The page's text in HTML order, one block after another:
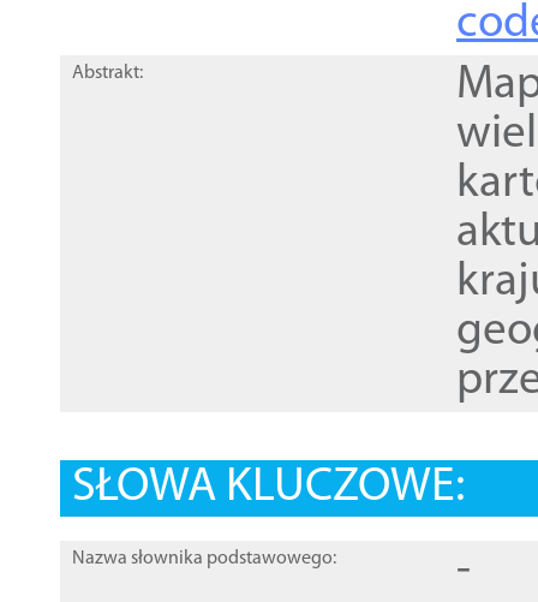
Abstrakt:
SŁOWA KLUCZOWE:
Nazwa słownika podstawowego: -